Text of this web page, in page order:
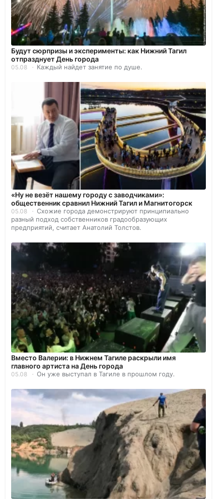
Будут сюрпризы и эксперименты: как Нижний Тагил
отпразднует День города
05.08 Каждый найдет занятие по душе.
«Ну не везёт нашему городу с заводчиками»:
общественник сравнил Нижний Тагил и Магнитогорск
05.08
Схожие города демонстрируют принципиально
разный подход собственников градообразующих
предприятий, считает Анатолий Толстов.
Вместо Валерии: в Нижнем Тагиле раскрыли имя
главного артиста на День города
05.08 Он уже выступал в Тагиле в прошлом году.